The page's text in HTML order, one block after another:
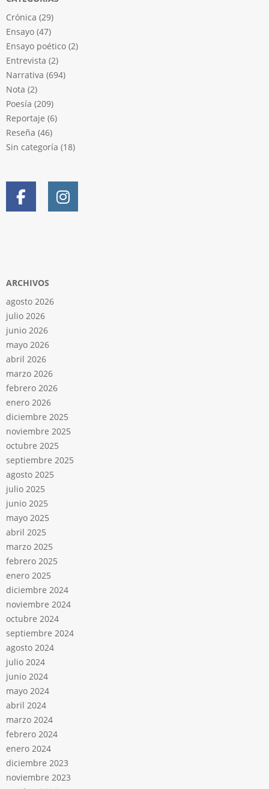
Crónica (29)
Ensayo (47)
Ensayo poético (2)
Entrevista (2)
Narrativa (694)
Nota (2)
Poesía (209)
Reportaje (6)
Reseña (46)
Sin categoría (18)
ARCHIVOS
agosto 2026
julio 2026
junio 2026
mayo 2026
abril 2026
marzo 2026
febrero 2026
enero 2026
diciembre 2025
noviembre 2025
octubre 2025
septiembre 2025
agosto 2025
julio 2025
junio 2025
mayo 2025
abril 2025
marzo 2025
febrero 2025
enero 2025
diciembre 2024
noviembre 2024
octubre 2024
septiembre 2024
agosto 2024
julio 2024
junio 2024
mayo 2024
abril 2024
marzo 2024
febrero 2024
enero 2024
diciembre 2023
noviembre 2023